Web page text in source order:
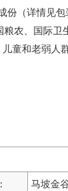
份（详情见
粮农、国际
童和老弱人
马坡金